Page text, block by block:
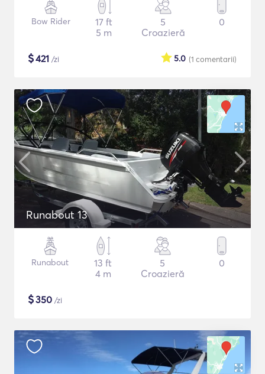
Bow Rider
17 ft
5 m
5
Croazieră
0
$421 /zi (1 comentarii)
5.0
Runabout 13
Runabout
13 ft
4 m
5
Croazieră
0
$350 /zi